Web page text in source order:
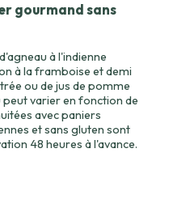
gourmand sans
à l'indienne
à la framboise et demi
ou de jus de pomme
peut varier en fonction de
avec paniers
et sans gluten sont
48 heures à l'avance.